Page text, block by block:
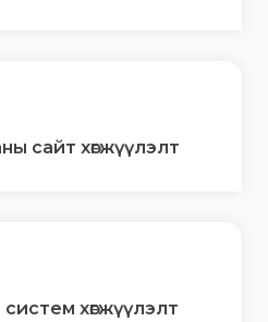
сайт хөгжүүлэлт
хөгжүүлэлт